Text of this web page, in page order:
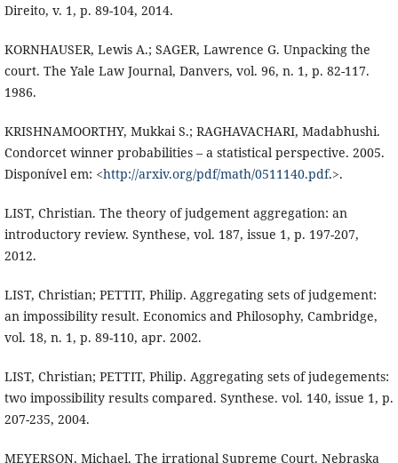
Direito, v. 1, p. 89-104, 2014.
KORNHAUSER, Lewis A.; SAGER, Lawrence G. Unpacking the
court. The Yale Law Journal, Danvers, vol. 96, n. 1, p. 82-117.
1986.
KRISHNAMOORTHY, Mukkai S.; RAGHAVACHARI, Madabhushi.
Condorcet winner probabilities – a statistical perspective. 2005.
Disponível em: <http://arxiv.org/pdf/math/0511140.pdf.>.
LIST, Christian. The theory of judgement aggregation: an
introductory review. Synthese, vol. 187, issue 1, p. 197-207,
2012.
LIST, Christian; PETTIT, Philip. Aggregating sets of judgement:
an impossibility result. Economics and Philosophy, Cambridge,
vol. 18, n. 1, p. 89-110, apr. 2002.
LIST, Christian; PETTIT, Philip. Aggregating sets of judegements:
two impossibility results compared. Synthese. vol. 140, issue 1, p.
207-235, 2004.
MEYERSON, Michael. The irrational Supreme Court. Nebraska